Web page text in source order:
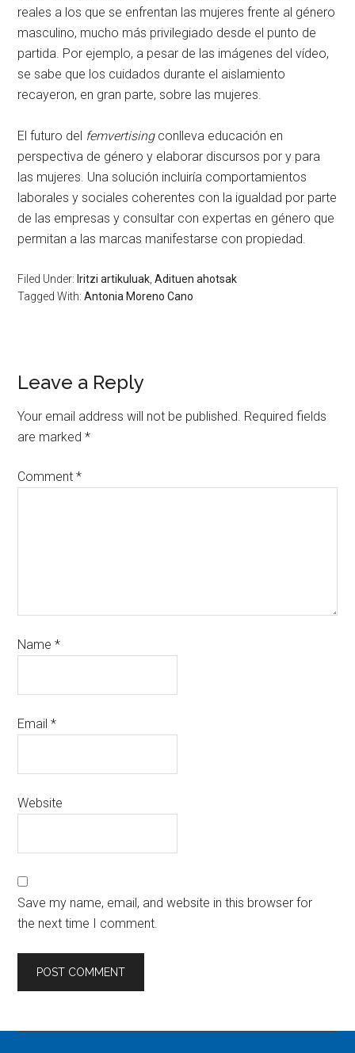
reales a los que se enfrentan las mujeres frente al género
masculino, mucho más privilegiado desde el punto de
partida. Por ejemplo, a pesar de las imágenes del vídeo,
se sabe que los cuidados durante el aislamiento
recayeron, en gran parte, sobre las mujeres.
El futuro del femvertisingconlleva educación en
perspectiva de género y elaborar discursos por y para
las mujeres. Una solución incluiría comportamientos
laborales y sociales coherentes con la igualdad por parte
de las empresas y consultar con expertas en género que
permitan a las marcas manifestarse con propiedad.
Filed Under: Iritzi artikuluak ,Adituen ahotsak
Tagged With:Antonia Moreno Cano
Leave a Reply
Your email address will not be published. Required fields
are marked*
Comment*
Name*
Email*
Website
Save my name, email, and website in this browser for
the next time I comment.